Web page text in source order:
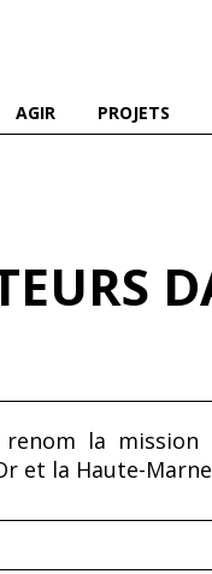
AGIR PROJETS
la
et la Haute-